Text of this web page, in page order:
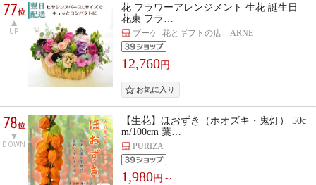
77位
UP
花 フラワーアレンジメント 生花 誕生日
花束 フラ…
ブーケ_花とギフトの店 ARNE
12,760円
78位
DOWN
【生花】ほおずき（ホオズキ・鬼灯） 50c
m/100cm 葉…
PURIZA
1,980円～